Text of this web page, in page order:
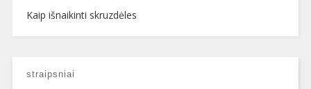
Kaip išnaikinti skruzdėles
straipsniai